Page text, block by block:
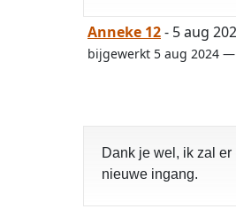
Anneke 12- 5 aug
bijgewerkt 5 aug 2024
Dank je wel, ik zal
nieuwe ingang.